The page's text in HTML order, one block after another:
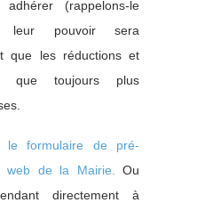
(rappelons-le
leur pouvoir sera
que les réductions et
que toujours plus
le formulaire de pré-
web de la Mairie.
Ou
directement à